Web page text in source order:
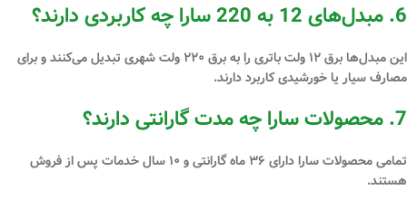
6. مبدل‌های 12 به 220 سارا چه کاربردی دارند؟
این مبدل‌ها برق ۱۲ ولت باتری را به برق ۲۲۰ ولت شهری تبدیل می‌کنند و برای
مصارف سیار یا خورشیدی کاربرد دارند.
7. محصولات سارا چه مدت گارانتی دارند؟
تمامی محصولات سارا دارای ۳۶ ماه گارانتی و ۱۰ سال خدمات پس از فروش
هستند.